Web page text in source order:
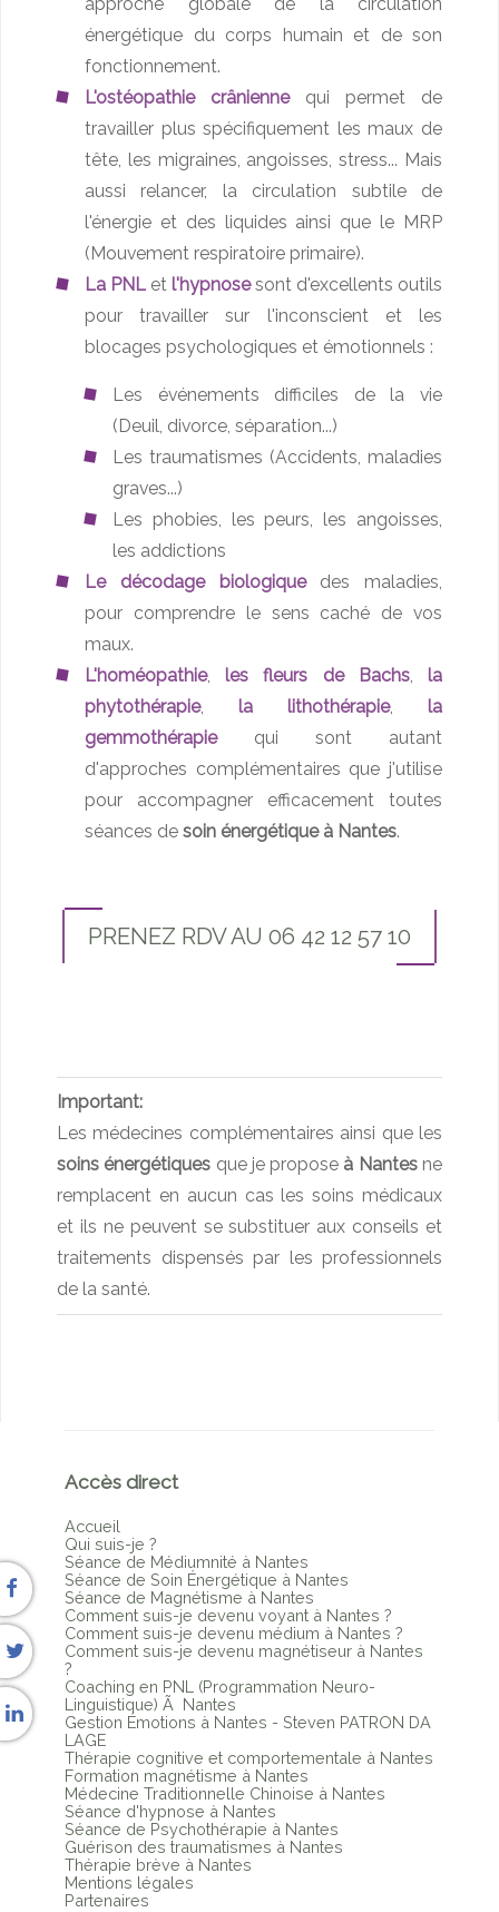
énergétique du corps humain et de son
fonctionnement.
L'ostéopathie crânienne
qui permet de
travailler plus spécifiquement les maux de
tête, les migraines, angoisses, stress... Mais
aussi relancer, la circulation subtile de
l'énergie et des liquides ainsi que le MRP
(Mouvement respiratoire primaire).
La PNL et l'hypnosesont d'excellents outils
pour travailler sur l'inconscient et les
blocages psychologiques et émotionnels :
Les événements difficiles de la vie
(Deuil, divorce, séparation...)
Les traumatismes (Accidents, maladies
graves...)
Les phobies, les peurs, les angoisses,
les addictions
Le décodage biologiquedes maladies,
pour comprendre le sens caché de vos
maux.
L'homéopathie, les fleurs de Bachs, la
phytothérapie, la lithothérapie,
la
gemmothérapiequi sont autant
d'approches complémentaires que j'utilise
pour accompagner efficacement toutes
séances de soin énergétique à Nantes.
PRENEZ RDV AU 06 42 12 57 10
Important:
Les médecines complémentaires ainsi que les
soins énergétiques que je propose à Nantesne
remplacent en aucun cas les soins médicaux
et ils ne peuvent se substituer aux conseils et
traitements dispensés par les professionnels
de la santé.
Accès direct
Accueil
Qui suis-je ?
Séance de Médiumnité à Nantes
Séance de Soin Énergétique à Nantes
Séance de Magnétisme à Nantes
Comment suis-je devenu voyant à Nantes ?
Comment suis-je devenu médium à Nantes ?
Comment suis-je devenu magnétiseur à Nantes
?
Coaching en PNL (Programmation Neuro-
Linguistique) Ã Nantes
Gestion Émotions à Nantes - Steven PATRON DA
LAGE
Thérapie cognitive et comportementale à Nantes
Formation magnétisme à Nantes
Médecine Traditionnelle Chinoise à Nantes
Séance d'hypnose à Nantes
Séance de Psychothérapie à Nantes
Guérison des traumatismes à Nantes
Thérapie brève à Nantes
Mentions légales
Partenaires